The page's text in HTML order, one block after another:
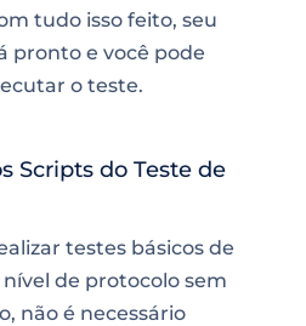
tudo isso feito, seu
pronto e você pode
o teste.
Scripts do Teste de
testes básicos de
de protocolo sem
não é necessário